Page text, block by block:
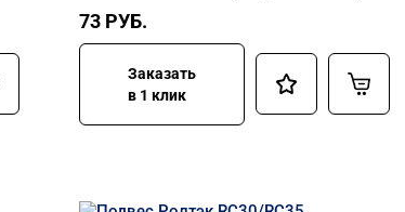
73 РУБ.
Заказать
в 1 клик